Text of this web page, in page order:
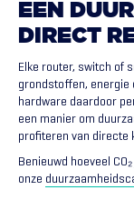
EEN
DIRECT
Elke router, switch of
grondstoffen, energie
hardware daardoor
een manier om
profiteren van directe
Benieuwd hoeveel
onze